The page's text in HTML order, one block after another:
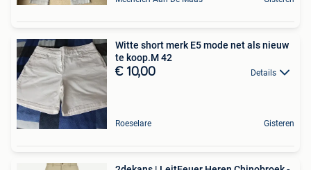
Witte short merk E5 mode net als nieuw
te koop.M 42
€ 10,00 Details
Roeselare Gisteren